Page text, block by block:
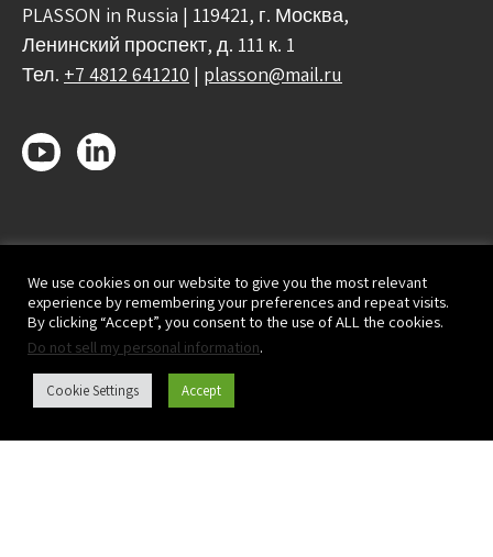
PLASSON in Russia | 119421, г. Москва,
Ленинский проспект, д. 111 к. 1
Тел. +7 4812 641210 | plasson@mail.ru
We use cookies on our website to give you the most relevant
experience by remembering your preferences and repeat visits.
By clicking “Accept”, you consent to the use of ALL the cookies.
Do not sell my personal information.
Cookie Settings Accept